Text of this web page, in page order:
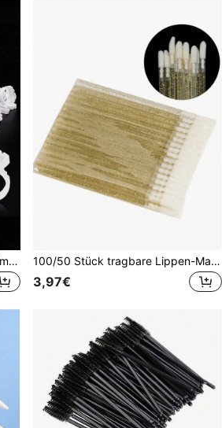
200/100 Stücke Klebering für Wimpernverlängerungen, Wimpernkleber Ringe in Herzform, Wimpernkleber Halter für Volumen Fächerwimpern 100/50 Stück tragbare Lippen-Make-up-Pinsel, multifunktionale Beauty-Reinigungswerkzeuge für Wimpern, Augenbrauen, Lipgloss, Lidschatten und Mascara
3,97€